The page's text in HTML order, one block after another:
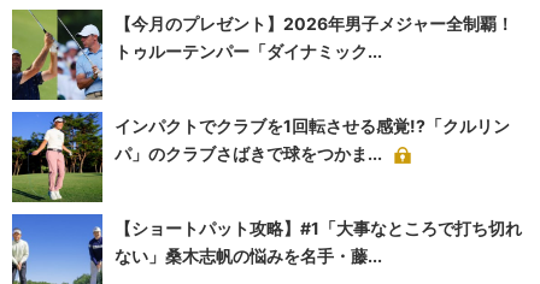
【今月のプレゼント】2026年男子メジャー全制覇！
トゥルーテンパー「ダイナミック...
インパクトでクラブを1回転させる感覚!?「クルリン
パ」のクラブさばきで球をつかま...
【ショートパット攻略】#1「大事なところで打ち切れ
ない」桑木志帆の悩みを名手・藤...